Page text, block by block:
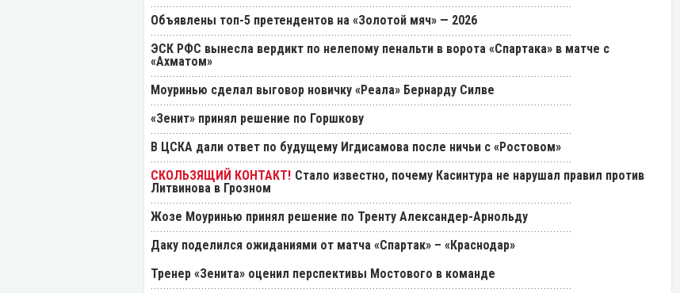
Объявлены топ-5 претендентов на «Золотой мяч» — 2026
ЭСК РФС вынесла вердикт по нелепому пенальти в ворота «Спартака» в матче с
«Ахматом»
Моуринью сделал выговор новичку «Реала» Бернарду Силве
«Зенит» принял решение по Горшкову
В ЦСКА дали ответ по будущему Игдисамова после ничьи с «Ростовом»
Стало известно, почему Касинтура не нарушал правил против
Литвинова в Грозном
Жозе Моуринью принял решение по Тренту Александер-Арнольду
Даку поделился ожиданиями от матча «Спартак» – «Краснодар»
Тренер «Зенита» оценил перспективы Мостового в команде